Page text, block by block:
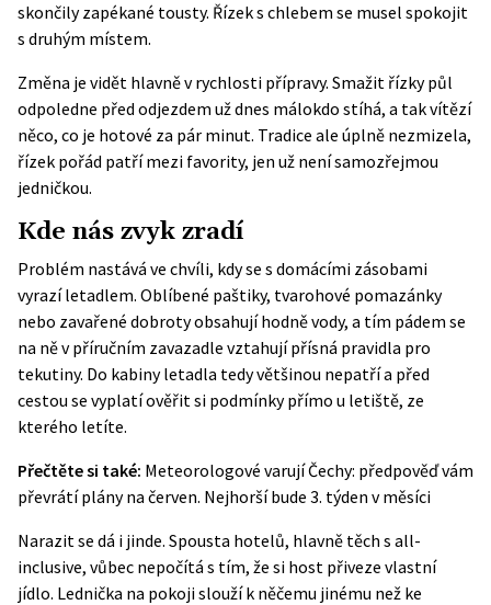
skončily zapékané tousty. Řízek s chlebem se musel spokojit
s druhým místem.
Změna je vidět hlavně v rychlosti přípravy. Smažit řízky půl
odpoledne před odjezdem už dnes málokdo stíhá, a tak vítězí
něco, co je hotové za pár minut. Tradice ale úplně nezmizela,
řízek pořád patří mezi favority, jen už není samozřejmou
jedničkou.
Kde nás zvyk zradí
Problém nastává ve chvíli, kdy se s domácími zásobami
vyrazí letadlem. Oblíbené paštiky, tvarohové pomazánky
nebo zavařené dobroty obsahují hodně vody, a tím pádem se
na ně v příručním zavazadle vztahují přísná pravidla pro
tekutiny. Do kabiny letadla tedy většinou nepatří a před
cestou se vyplatí ověřit si podmínky přímo u letiště, ze
kterého letíte.
Přečtěte si také: Meteorologové varují Čechy: předpověď vám
převrátí plány na červen. Nejhorší bude 3. týden v měsíci
Narazit se dá i jinde. Spousta hotelů, hlavně těch s all-
inclusive, vůbec nepočítá s tím, že si host přiveze vlastní
jídlo. Lednička na pokoji slouží k něčemu jinému než ke